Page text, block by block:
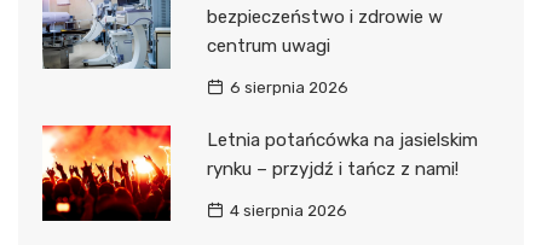
bezpieczeństwo i zdrowie w
centrum uwagi
6 sierpnia 2026
Letnia potańcówka na jasielskim
rynku – przyjdź i tańcz z nami!
4 sierpnia 2026